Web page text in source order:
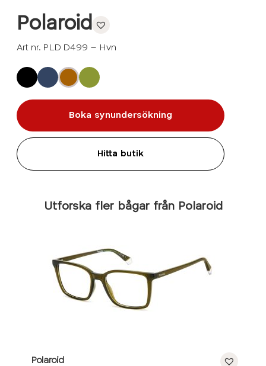
Polaroid
Art nr. PLD D499 – Hvn
Boka synundersökning
Hitta butik
Utforska fler bågar från Polaroid
Polaroid